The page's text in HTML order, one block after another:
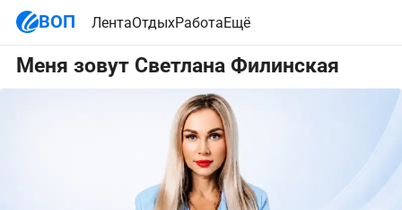
ВОП ЛентаОтдыхРаботаЕщё
Меня зовут Светлана Филинская